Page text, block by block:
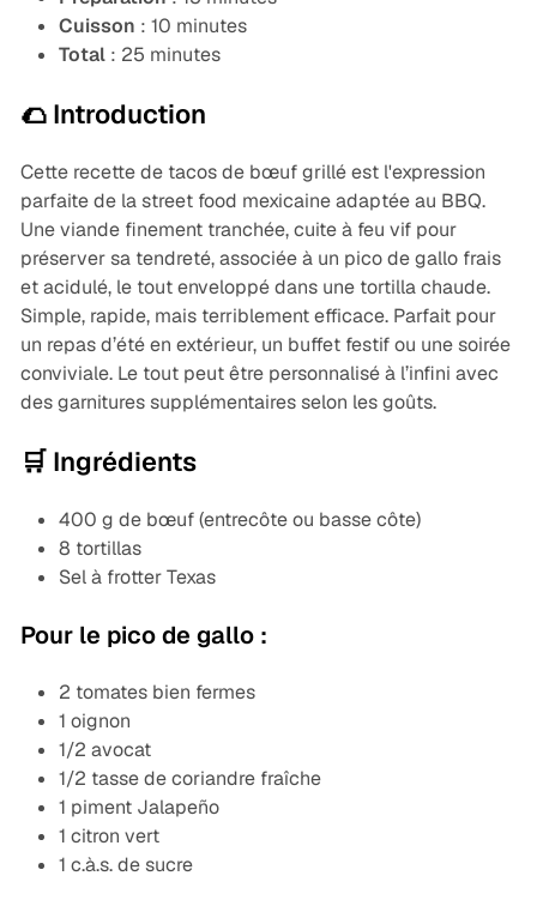
Cuisson : 10 minutes
Total: 25 minutes
🌮 Introduction
Cette recette de tacos de bœuf grillé est l'expression
parfaite de la street food mexicaine adaptée au BBQ.
Une viande finement tranchée, cuite à feu vif pour
préserver sa tendreté, associée à un pico de gallo frais
et acidulé, le tout enveloppé dans une tortilla chaude.
Simple, rapide, mais terriblement efficace. Parfait pour
un repas d’été en extérieur, un buffet festif ou une soirée
conviviale. Le tout peut être personnalisé à l’infini avec
des garnitures supplémentaires selon les goûts.
🛒 Ingrédients
400 g de bœuf (entrecôte ou basse côte)
8 tortillas
Sel à frotter Texas
Pour le pico de gallo :
2 tomates bien fermes
1 oignon
1/2 avocat
1/2 tasse de coriandre fraîche
1 piment Jalapeño
1 citron vert
1 c.à.s. de sucre